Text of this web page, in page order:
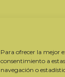
Para ofrecer la mejor
consentimiento a
navegación o